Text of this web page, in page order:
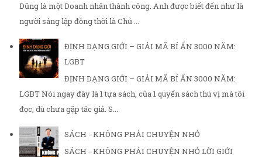
Dũng là một Doanh nhân thành công. Anh được biết đến như là
người sáng lập đồng thời là Chủ ...
ĐỊNH DẠNG GIỚI – GIẢI MÃ BÍ ẨN 3000 NĂM:
LGBT
ĐỊNH DẠNG GIỚI – GIẢI MÃ BÍ ẨN 3000 NĂM:
LGBT Nói ngay đây là 1 tựa sách, của 1 quyển sách thú vị mà tôi
đọc, dù chưa gặp tác giả. S...
SÁCH - KHÔNG PHẢI CHUYỆN NHỎ
SÁCH - KHÔNG PHẢI CHUYỆN NHỎ LỜI GIỚI